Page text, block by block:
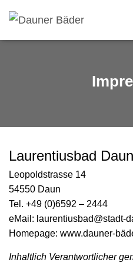
Laurentiusbad Daun
Leopoldstrasse 14
54550 Daun
Tel. +49 (0)6592 – 2444
eMail: laurentiusbad@stadt-
Homepage: www.dauner-
Inhaltlich Verantwortlicher